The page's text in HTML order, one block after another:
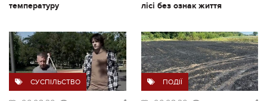
температуру
лісі без ознак життя
СУСПІЛЬСТВО ПОДІЇ